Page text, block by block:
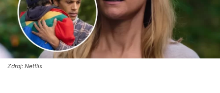
Zdroj: Netflix